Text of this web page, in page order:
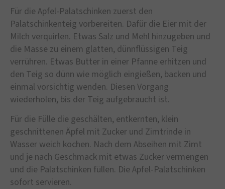
Für die Apfel-Palatschinken zuerst den
Palatschinkenteig vorbereiten. Dafür die Eier mit der
Milch verquirlen. Etwas Salz und Mehl hinzugeben und
die Masse zu einem glatten, dünnflüssigen Teig
verrühren. Etwas Butter in einer Pfanne erhitzen und
den Teig so dünn wie möglich eingießen, backen und
einmal vorsichtig wenden. Diesen Vorgang
wiederholen, bis der Teig aufgebraucht ist.
Für die Fülle die geschälten, entkernten, klein
geschnittenen Äpfel mit Zucker und Zimtrinde in
Wasser weich kochen. Nach dem Abseihen mit Zimt
und je nach Geschmack mit etwas Zucker vermengen
und die Palatschinken füllen. Die Apfel-Palatschinken
sofort servieren.